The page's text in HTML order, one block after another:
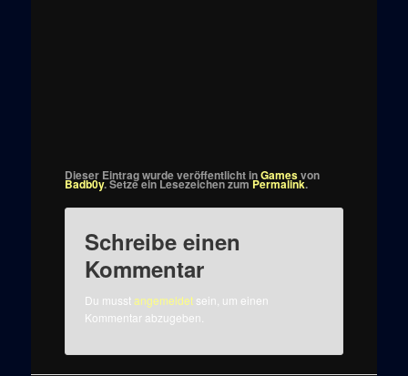
Dieser Eintrag wurde veröffentlicht inGamesvon
Badb0y. Setze ein Lesezeichen zumPermalink.
Schreibe einen
Kommentar
Du musstangemeldetsein, um einen
Kommentar abzugeben.